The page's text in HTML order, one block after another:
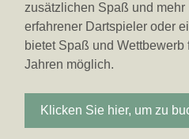
zusätzlichen Spaß und
erfahrener Dartspieler oder
bietet Spaß und
Jahren möglich.
Klicken Sie hier, um zu